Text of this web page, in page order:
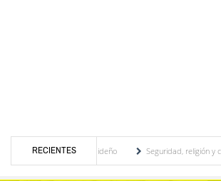
RECIENTES
motor turístico merideño
Seguridad, religión y